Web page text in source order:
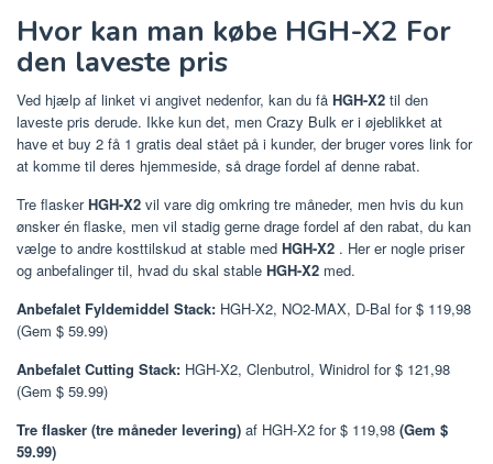
Hvor kan man købe HGH-X2 For
den laveste pris
Ved hjælp af linket vi angivet nedenfor, kan du få HGH-X2 til den
laveste pris derude. Ikke kun det, men Crazy Bulk er i øjeblikket at
have et buy 2 få 1 gratis deal stået på i kunder, der bruger vores link for
at komme til deres hjemmeside, så drage fordel af denne rabat.
Tre flaskerHGH-X2 vil vare dig omkring tre måneder, men hvis du kun
ønsker én flaske, men vil stadig gerne drage fordel af den rabat, du kan
vælge to andre kosttilskud at stable med HGH-X2 . Her er nogle priser
og anbefalinger til, hvad du skal stable HGH-X2 med.
Anbefalet Fyldemiddel Stack: HGH-X2, NO2-MAX, D-Bal for $ 119,98
(Gem $ 59.99)
Anbefalet Cutting Stack: HGH-X2, Clenbutrol, Winidrol for $ 121,98
(Gem $ 59.99)
Tre flasker (tre måneder levering) af HGH-X2 for $ 119,98 (Gem $
59.99)